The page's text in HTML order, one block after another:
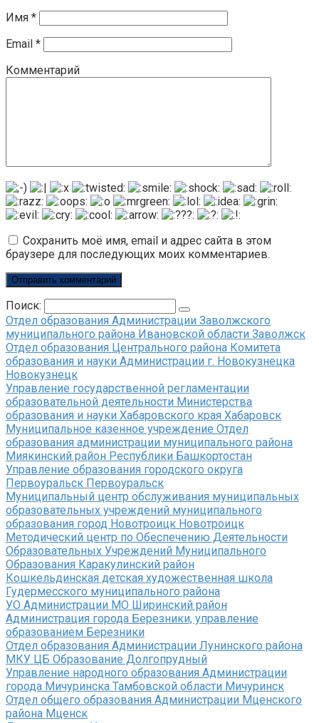
Имя *
Email *
Комментарий
Сохранить моё имя, email и адрес сайта в этом
браузере для последующих моих комментариев.
Поиск:
Отдел образования Администрации Заволжского
муниципального района Ивановской области Заволжск
Отдел образования Центрального района Комитета
образования и науки Администрации г. Новокузнецка
Новокузнецк
Управление государственной регламентации
образовательной деятельности Министерства
образования и науки Хабаровского края Хабаровск
Муниципальное казенное учреждение Отдел
образования администрации муниципального района
Миякинский район Республики Башкортостан
Управление образования городского округа
Первоуральск Первоуральск
Муниципальный центр обслуживания муниципальных
образовательных учреждений муниципального
образования город Новотроицк Новотроицк
Методический центр по Обеспечению Деятельности
Образовательных Учреждений Муниципального
Образования Каракулинский район
Кошкельдинская детская художественная школа
Гудермесского муниципального района
УО Администрации МО Ширинский район
Администрация города Березники, управление
образованием Березники
Отдел образования Администрации Лунинского района
МКУ ЦБ Образование Долгопрудный
Управление народного образования Администрации
города Мичуринска Тамбовской области Мичуринск
Отдел общего образования Администрации Мценского
района Мценск